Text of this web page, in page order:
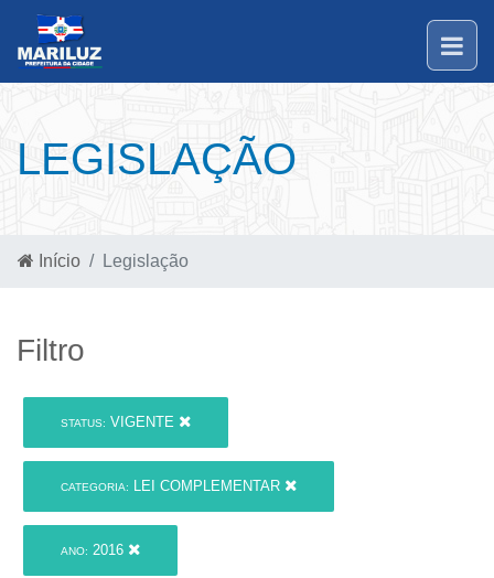
LEGISLAÇÃO
Início Legislação
Filtro
STATUS: VIGENTE
CATEGORIA: LEI COMPLEMENTAR
ANO: 2016